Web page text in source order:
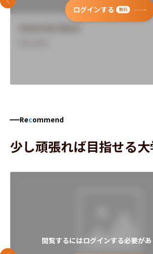
ログインする 無料
前のスライド
Recommend
少し頑張れば目指せる
閲覧するにはログインする必要があ